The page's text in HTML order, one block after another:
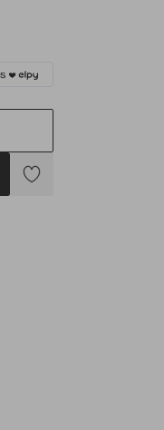
Lägg